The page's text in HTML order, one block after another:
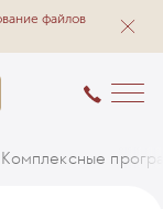
файлов
Комплексные